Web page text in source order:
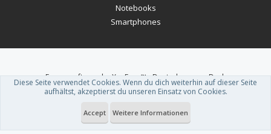
Notebooks
Smartphones
Forum software by XenForo™-Deutsch von xenDach
Theme designed byThemeHouse .
Du betrachtest gerade: Apple AirPods Pro 2: Neue Beta-Firmware
Diese Seite verwendet Cookies. Wenn du dich weiterhin auf dieser Seite
aufhältst, akzeptierst du unseren Einsatz von Cookies.
Accept Weitere Informationen